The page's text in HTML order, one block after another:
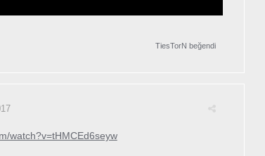
TiesTorN beğendi
watch?v=tHMCEd6seyw